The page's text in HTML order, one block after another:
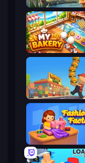
Zoo Builder
My bakery
Burger Life
Fashion Factory